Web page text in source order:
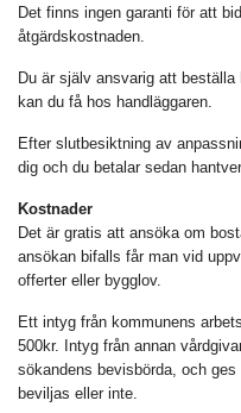
Det finns ingen garanti för att
åtgärdskostnaden.
Du är själv ansvarig att
kan du få hos handläggaren.
Efter slutbesiktning av
dig och du betalar sedan
Kostnader
Det är gratis att ansöka om
ansökan bifalls får man vid
offerter eller bygglov.
Ett intyg från kommunens
500kr. Intyg från annan
sökandens bevisbörda, och
beviljas eller inte.